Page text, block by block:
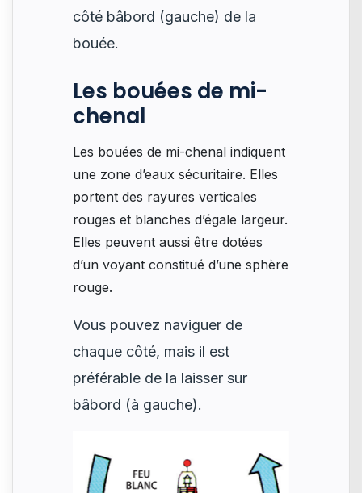
côté bâbord (gauche) de la
bouée.
Les bouées de mi-
chenal
Les bouées de mi-chenal indiquent
une zone d’eaux sécuritaire. Elles
portent des rayures verticales
rouges et blanches d’égale largeur.
Elles peuvent aussi être dotées
d’un voyant constitué d’une sphère
rouge.
Vous pouvez naviguer de
chaque côté, mais il est
préférable de la laisser sur
bâbord (à gauche).